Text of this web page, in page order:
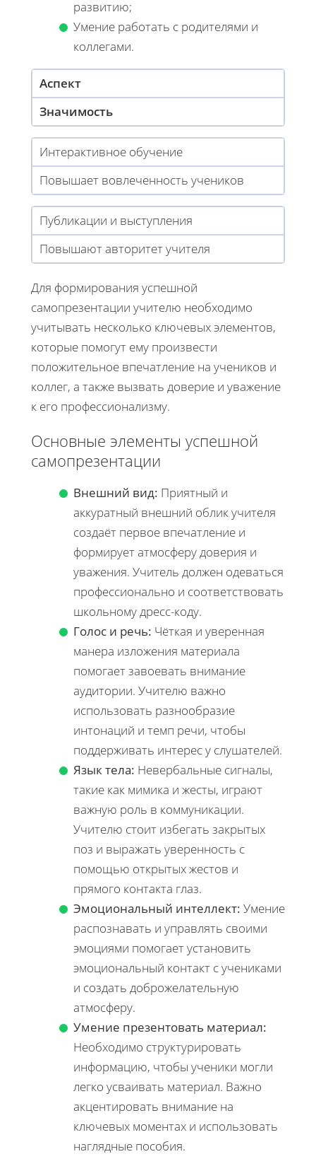
развитию;
Умение работать с родителями и
коллегами.
Аспект
Значимость
Интерактивное обучение
Повышает вовлеченность учеников
Публикации и выступления
Повышают авторитет учителя
Для формирования успешной
самопрезентации учителю необходимо
учитывать несколько ключевых элементов,
которые помогут ему произвести
положительное впечатление на учеников и
коллег, а также вызвать доверие и уважение
к его профессионализму.
Основные элементы успешной
самопрезентации
Внешний вид: Приятный и
аккуратный внешний облик учителя
создаёт первое впечатление и
формирует атмосферу доверия и
уважения. Учитель должен одеваться
профессионально и соответствовать
школьному дресс-коду.
Голос и речь: Чёткая и уверенная
манера изложения материала
помогает завоевать внимание
аудитории. Учителю важно
использовать разнообразие
интонаций и темп речи, чтобы
поддерживать интерес у слушателей.
Язык тела: Невербальные сигналы,
такие как мимика и жесты, играют
важную роль в коммуникации.
Учителю стоит избегать закрытых
поз и выражать уверенность с
помощью открытых жестов и
прямого контакта глаз.
Эмоциональный интеллект: Умение
распознавать и управлять своими
эмоциями помогает установить
эмоциональный контакт с учениками
и создать доброжелательную
атмосферу.
Умение презентовать материал:
Необходимо структурировать
информацию, чтобы ученики могли
легко усваивать материал. Важно
акцентировать внимание на
ключевых моментах и использовать
наглядные пособия.